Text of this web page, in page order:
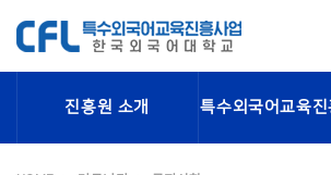
진흥원 소개 특수외국어교육진